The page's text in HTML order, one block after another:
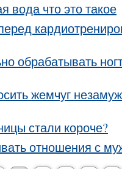
вода что это такое
обрабатывать
жемчуг
стали короче?
отношения с